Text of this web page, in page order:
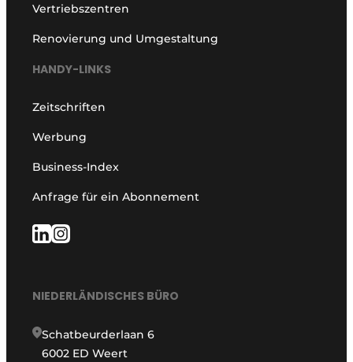
Vertriebszentren
Renovierung und Umgestaltung
HANDY-LINKS
Zeitschriften
Werbung
Business-Index
Anfrage für ein Abonnement
NIEDERLÄNDISCHES BÜRO
Schatbeurderlaan 6
6002 ED Weert